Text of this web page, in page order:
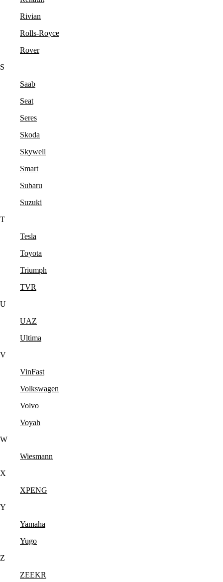
Rivian
Rolls-Royce
Rover
S
Saab
Seat
Seres
Skoda
Skywell
Smart
Subaru
Suzuki
T
Tesla
Toyota
Triumph
TVR
U
UAZ
Ultima
V
VinFast
Volkswagen
Volvo
Voyah
W
Wiesmann
X
XPENG
Y
Yamaha
Yugo
Z
ZEEKR